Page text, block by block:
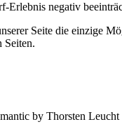
Erlebnis negativ
Seite die einzige
Seiten.
by Thorsten Leucht